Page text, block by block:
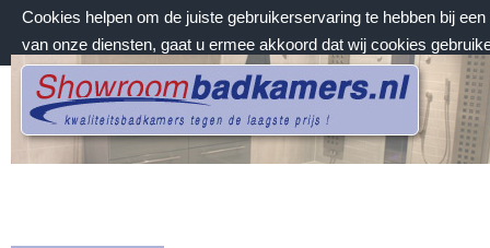
Cookies helpen om de juiste gebruikerservaring te hebben bij
van onze diensten, gaat u ermee akkoord dat wij cookies
donderdag 6 augustus 2026, 22:01 uur
Welkom bij Showroombadkamers.nl